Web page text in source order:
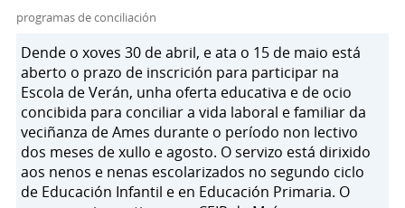
programas de conciliación
Dende o xoves 30 de abril, e ata o 15 de maio está
aberto o prazo de inscrición para participar na
Escola de Verán, unha oferta educativa e de ocio
concibida para conciliar a vida laboral e familiar da
veciñanza de Ames durante o período non lectivo
dos meses de xullo e agosto. O servizo está dirixido
aos nenos e nenas escolarizados no segundo ciclo
de Educación Infantil e en Educación Primaria. O